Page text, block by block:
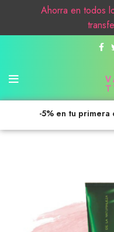
-5% en tu primera
Ahorra en todos